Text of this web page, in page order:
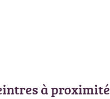
à proximité